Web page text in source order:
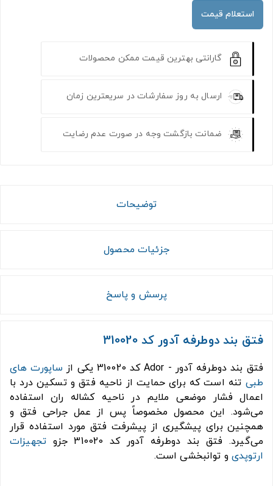
استعلام قیمت
گارانتی بهترین قیمت ممکن محصولات
ارسال به روز سفارشات در سریعترین زمان
ضمانت بازگشت وجه در صورت عدم رضایت
توضیحات
جزئیات محصول
پرسش و پاسخ
فتق بند دوطرفه آدور کد 310020
فتق بند دوطرفه آدور - Ador کد 310020 یکی از
ساپورت های
طبی تنه است که برای حمایت از ناحیه فتق و تسکین درد با
اعمال فشار موضعی ملایم در ناحیه کشاله ران استفاده
می‌شود. این محصول مخصوصاً پس از عمل جراحی فتق و
همچنین برای پیشگیری از پیشرفت فتق مورد استفاده قرار
می‌گیرد. فتق بند دوطرفه آدور کد 310020 جزو
تجهیزات
ارتوپدیو توانبخشی است.